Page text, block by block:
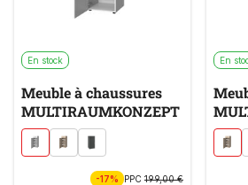
En stock
Meuble à chaussures
MULTIRAUMKONZEPT
-17% PPC 199,00 €
En